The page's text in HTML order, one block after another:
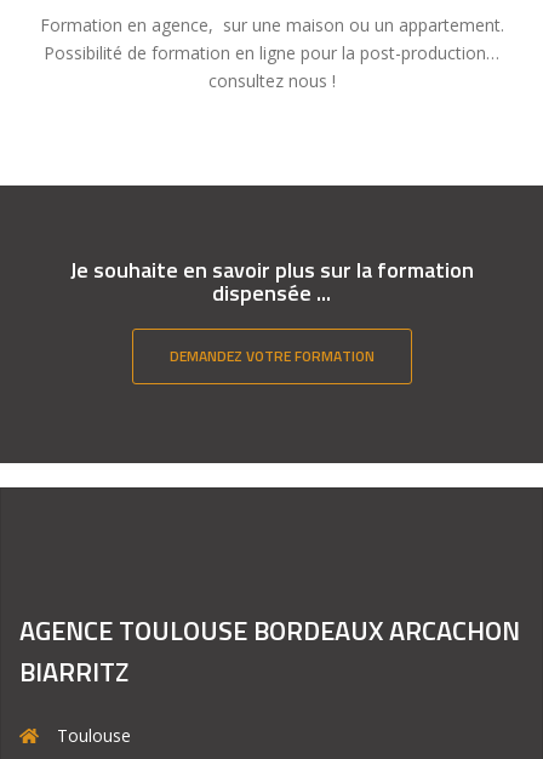
Formation en agence, sur une maison ou un appartement.
Possibilité de formation en ligne pour la post-production…
consultez nous !
Je souhaite en savoir plus sur la formation
dispensée ...
DEMANDEZ VOTRE FORMATION
AGENCE TOULOUSE BORDEAUX ARCACHON
BIARRITZ
Toulouse